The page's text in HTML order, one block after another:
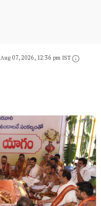
Aug 07, 2026, 12:36 pm IST